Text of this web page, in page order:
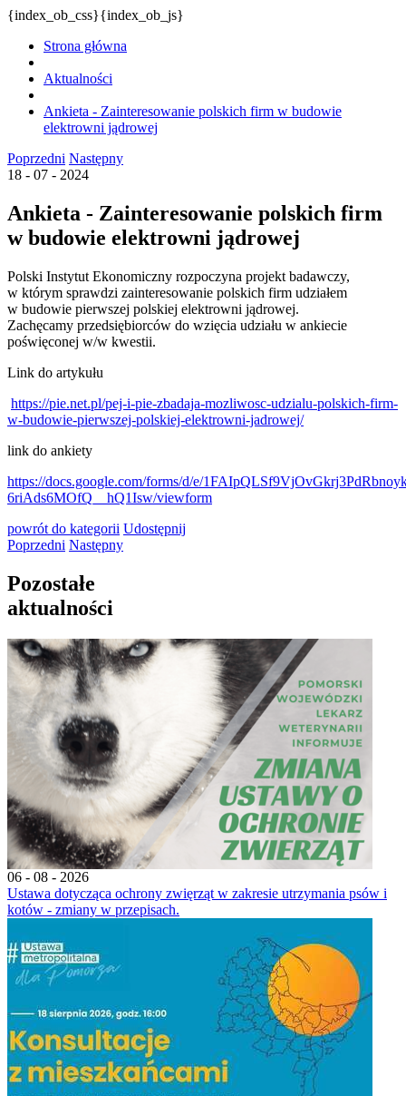
{index_ob_css}{index_ob_js}
Strona główna
Aktualności
Ankieta - Zainteresowanie polskich firm w budowie
elektrowni jądrowej
Poprzedni Następny
18 - 07 - 2024
Ankieta - Zainteresowanie polskich firm
w budowie elektrowni jądrowej
Polski Instytut Ekonomiczny rozpoczyna projekt badawczy,
w którym sprawdzi zainteresowanie polskich firm udziałem
w budowie pierwszej polskiej elektrowni jądrowej.
Zachęcamy przedsiębiorców do wzięcia udziału w ankiecie
poświęconej w/w kwestii.
Link do artykułu
https://pie.net.pl/pej-i-pie-zbadaja-mozliwosc-udzialu-polskich-firm-
w-budowie-pierwszej-polskiej-elektrowni-jadrowej/
link do ankiety
https://docs.google.com/forms/d/e/
6riAds6MOfQ__hQ1Isw/viewform
powrót do kategorii Udostępnij
Poprzedni Następny
Pozostałe
aktualności
06 - 08 - 2026
Ustawa dotycząca ochrony zwięrząt w zakresie utrzymania psów i
kotów - zmiany w przepisach.